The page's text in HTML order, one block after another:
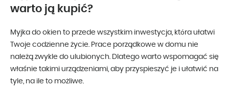
warto ją kupić?
Myjka do okien to przede wszystkim inwestycja, która ułatwi
Twoje codzienne życie. Prace porządkowe w domu nie
należą zwykle do ulubionych. Dlatego warto wspomagać się
właśnie takimi urządzeniami, aby przyspieszyć je i ułatwić na
tyle, na ile to możliwe.